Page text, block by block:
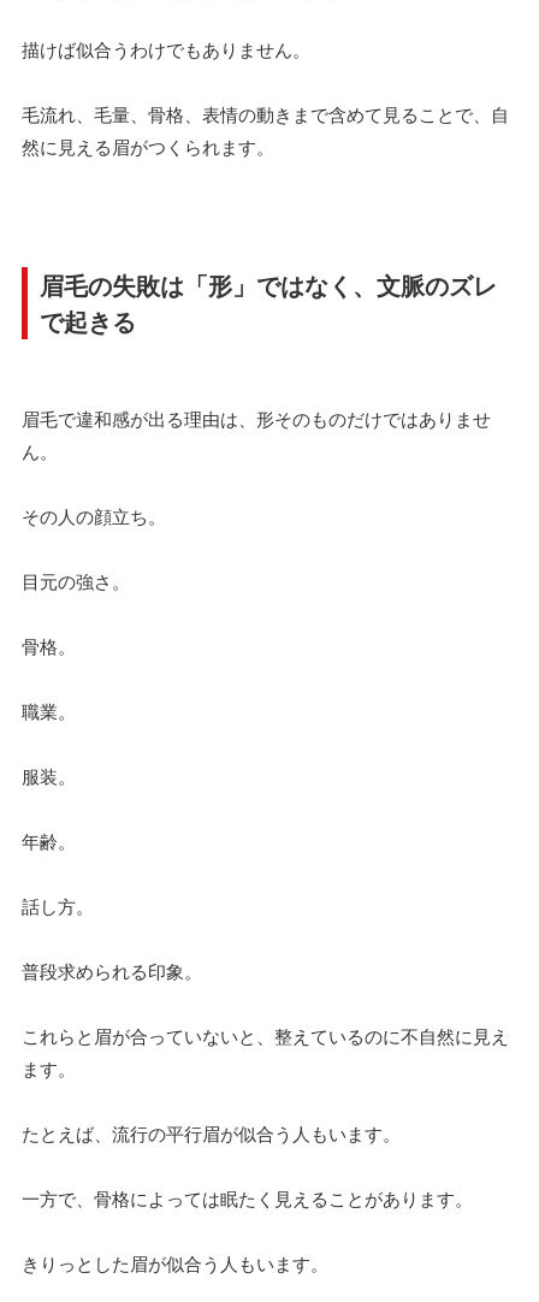
描けば似合うわけでもありません。
毛流れ、毛量、骨格、表情の動きまで含めて見ることで、自
然に見える眉がつくられます。
眉毛の失敗は「形」ではなく、文脈のズレ
で起きる
眉毛で違和感が出る理由は、形そのものだけではありませ
ん。
その人の顔立ち。
目元の強さ。
骨格。
職業。
服装。
年齢。
話し方。
普段求められる印象。
これらと眉が合っていないと、整えているのに不自然に見え
ます。
たとえば、流行の平行眉が似合う人もいます。
一方で、骨格によっては眠たく見えることがあります。
きりっとした眉が似合う人もいます。